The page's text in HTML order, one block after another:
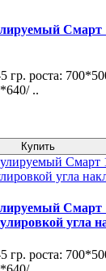
Смарт
гр. роста:
..
Купить
Смарт
угла
гр. роста: